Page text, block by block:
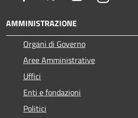
AMMINISTRAZIONE
Organi di Governo
Aree Amministrative
Uffici
Enti e fondazioni
Politici